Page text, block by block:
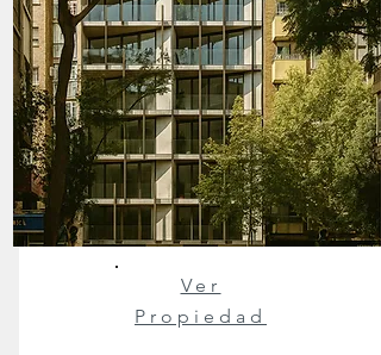
Ver
Propiedad